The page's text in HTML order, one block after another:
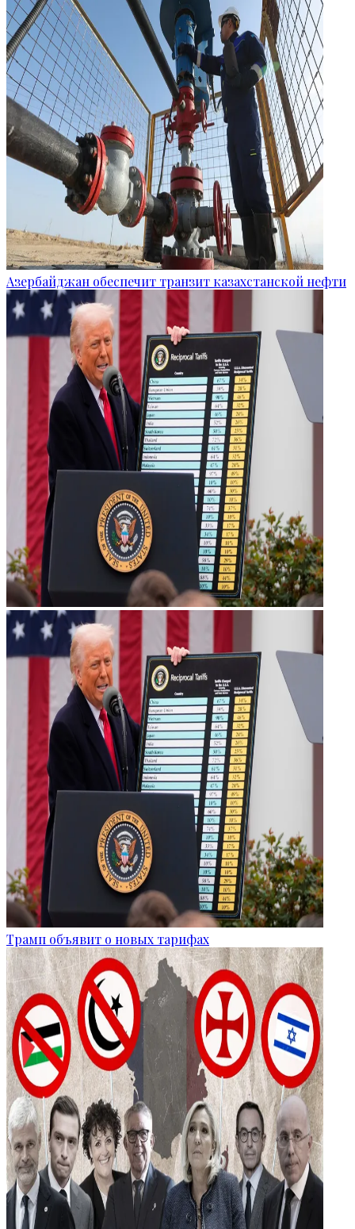
Азербайджан обеспечит транзит казахстанской нефти
Трамп объявит о новых тарифах